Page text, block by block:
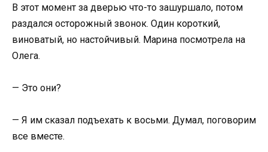
В этот момент за дверью что-то зашуршало, потом
раздался осторожный звонок. Один короткий,
виноватый, но настойчивый. Марина посмотрела на
Олега.
— Это они?
— Я им сказал подъехать к восьми. Думал, поговорим
все вместе.